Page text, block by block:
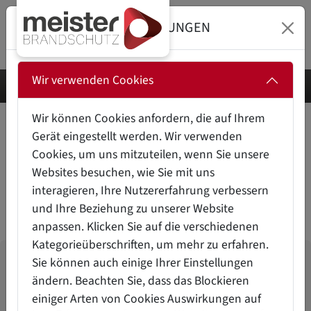
BRANDSCHUTZ FÜR
SCHALTSCHRÄNKE UND
ELEKTRISCHE GERÄTE
DIE HERAUSFORDERUNGEN
… im Brandschutz für Schaltschränke,
DATENSCHUTZEINSTELLUNGEN
Wir verwenden Cookies
Wir können Cookies anfordern, die auf Ihrem
Gerät eingestellt werden. Wir verwenden
Cookies, um uns mitzuteilen, wenn Sie unsere
Websites besuchen, wie Sie mit uns
interagieren, Ihre Nutzererfahrung verbessern
und Ihre Beziehung zu unserer Website
anpassen. Klicken Sie auf die verschiedenen
Kategorieüberschriften, um mehr zu erfahren.
Sie können auch einige Ihrer Einstellungen
ändern. Beachten Sie, dass das Blockieren
einiger Arten von Cookies Auswirkungen auf